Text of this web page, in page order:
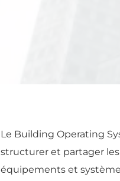
Le Building Operating
structurer et partager
équipements et